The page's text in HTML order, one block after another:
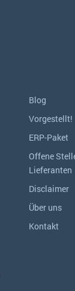
Blog
Vorgestellt!
ERP-Paket
Offene
Lieferanten
Disclaimer
Über uns
Kontakt